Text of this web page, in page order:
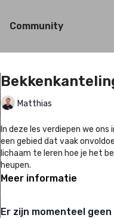
Community
Matthias
In deze les verdiepen we ons
een gebied dat vaak
lichaam te leren hoe je het
heupen.
Meer informatie
Er zijn momenteel